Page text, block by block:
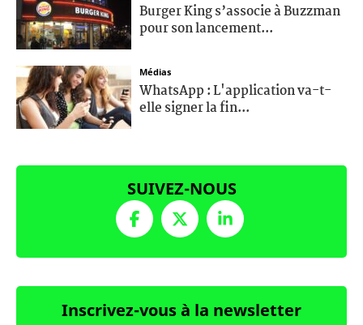
Burger King s’associe à Buzzman
pour son lancement...
Médias
WhatsApp : L'application va-t-
elle signer la fin...
SUIVEZ-NOUS
Inscrivez-vous à la newsletter